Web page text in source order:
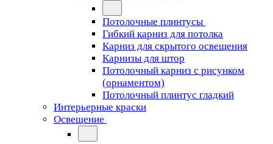
Потолочные плинтусы
Гибкий карниз для потолка
Карниз для скрытого освещения
Карнизы для штор
Потолочный карниз с рисунком
(орнаментом)
Потолочный плинтус гладкий
Интерьерные краски
Освещение